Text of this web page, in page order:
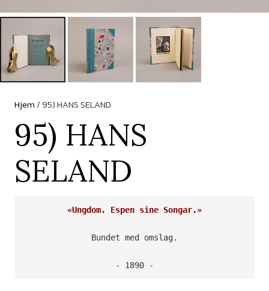
Hjem/ 95) HANS SELAND
95) HANS
SELAND
«Ungdom. Espen sine Songar.»
Bundet med omslag.
- 1890 -